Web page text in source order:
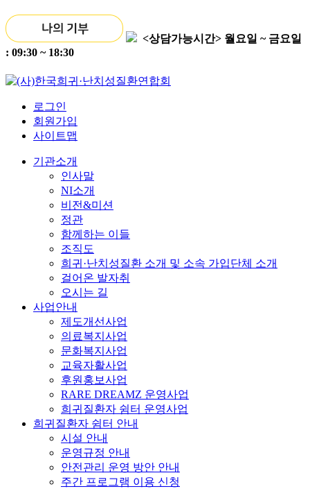
<상담가능시간> 월요일 ~ 금요일
: 09:30 ~ 18:30
로그인
회원가입
사이트맵
기관소개
인사말
NI소개
비전&미션
정관
함께하는 이들
조직도
희귀·난치성질환 소개 및 소속 가입단체 소개
걸어온 발자취
오시는 길
사업안내
제도개선사업
의료복지사업
문화복지사업
교육자활사업
후원홍보사업
RARE DREAMZ 운영사업
희귀질환자 쉼터 운영사업
희귀질환자 쉼터 안내
시설 안내
운영규정 안내
안전관리 운영 방안 안내
주간 프로그램 이용 신청